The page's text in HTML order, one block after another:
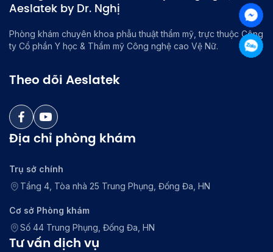
Aeslatek by Dr. Nghị
Phòng khám chuyên khoa phẫu thuật thẩm mỹ, trực thuộc Công
ty Cổ phần Y học & Thẩm mỹ Công nghệ cao Vệ Nữ.
Theo dõi Aeslatek
Địa chỉ phòng khám
Trụ sở chính
Tầng 4, Tòa nhà 25 Trung Phụng, Đống Đa, HN
Cơ sở Phòng khám
Số 44 Trung Phụng, Đống Đa, HN
Tư vấn dịch vụ